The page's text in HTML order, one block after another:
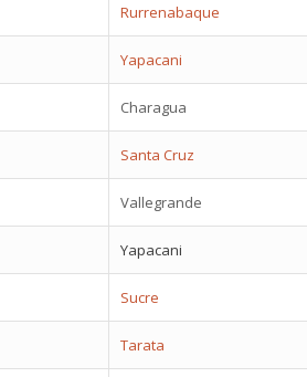
Rurrenabaque
Yapacani
Charagua
Santa Cruz
Vallegrande
Yapacani
Sucre
Tarata